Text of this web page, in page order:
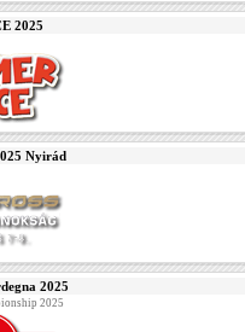
2025
Nyirád
2025
2025